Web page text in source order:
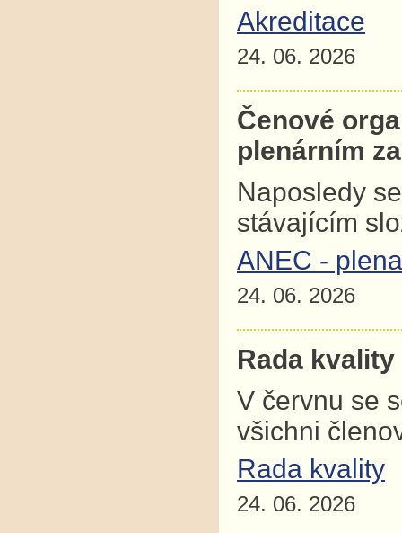
Akreditace
24. 06. 2026
Čenové
plenárním
Naposledy
stávajícím
ANEC -
24. 06. 2026
Rada
V červnu se
všichni
Rada kvality
24. 06. 2026